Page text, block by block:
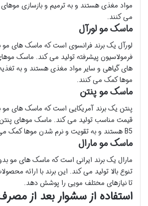
مواد مغذی هستند و به ترمیم و بازسازی
می کنند.
ماسک مو لورآل
لورآل یک برند فرانسوی است که ماسک های مو
فرمولاسیون پیشرفته تولید می کند. ماسک
های گیاهی و سایر مواد مغذی هستند و به
موها کمک می کنند.
ماسک مو پنتن
پنتن یک برند آمریکایی است که ماسک های مو
قیمت مناسب تولید می کند. ماسک موهای
B5 هستند و به تقویت و نرم شدن موها کمک می کنند.
ماسک مو مارال
مارال یک برند ایرانی است که ماسک های مو
تنوع بالا تولید می کند. این برند با ارائه
تا نیازهای مختلف مویی را پوشش دهد.
استفاده از سشوار بعد از